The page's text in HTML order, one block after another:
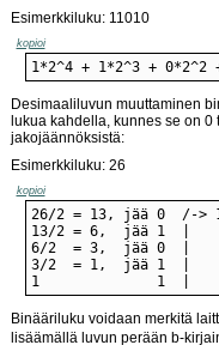
Esimerkkiluku: 11010
kopioi
1*2^4 + 1*2^3 + 0*2^2
Desimaaliluvun muuttaminen
lukua kahdella, kunnes se on
jakojäännöksistä:
Esimerkkiluku: 26
kopioi
1              1  |
Binääriluku voidaan merkitä
lisäämällä luvun perään b-